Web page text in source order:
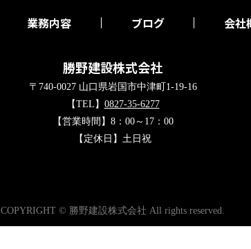
業務内容 ブログ 会社
勝野建設株式会社
〒740-0027 山口県岩国市中津町1-19-16
【TEL】 0827-35-6277
【営業時間】8：00～17：00
【定休日】土日祝
COPYRIGHT © 勝野建設株式会社 All rights reserved.